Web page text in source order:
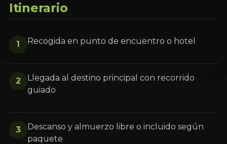
Itinerario
1 Recogida en punto de encuentro o hotel
2
Llegada al destino principal con recorrido
guiado
3
Descanso y almuerzo libre o incluido según
paquete